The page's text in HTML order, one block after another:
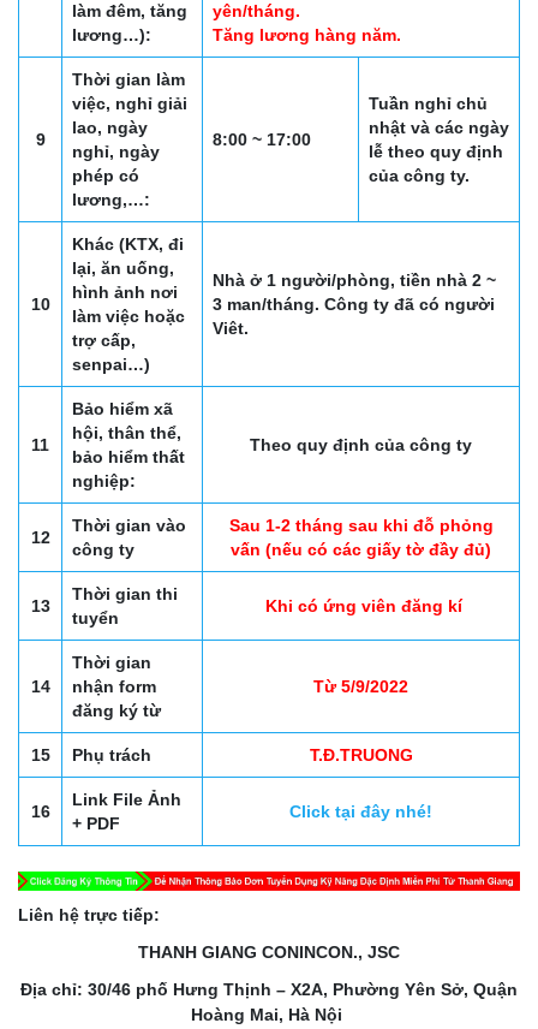
làm đêm, tăng
lương…):
yên/tháng.
Tăng lương hàng năm.
9
Thời gian làm
việc, nghỉ giải
lao, ngày
nghỉ, ngày
phép có
lương,…:
8:00 ~ 17:00
Tuần nghỉ chủ
nhật và các ngày
lễ theo quy định
của công ty.
10
Khác (KTX, đi
lại, ăn uống,
hình ảnh nơi
làm việc hoặc
trợ cấp,
senpai…)
Nhà ở 1 người/phòng, tiền nhà 2 ~
3 man/tháng. Công ty đã có người
Viêt.
11
Bảo hiểm xã
hội, thân thể,
bảo hiểm thất
nghiệp:
Theo quy định của công ty
12
Thời gian vào
công ty
Sau 1-2 tháng sau khi đỗ phỏng
vấn (nếu có các giấy tờ đầy đủ)
13
Thời gian thi
tuyển
Khi có ứng viên đăng kí
14
Thời gian
nhận form
đăng ký từ
Từ 5/9/2022
15 Phụ trách T.Đ.TRUONG
16
Link File Ảnh
+ PDF
Click tại đây nhé!
Liên hệ trực tiếp:
THANH GIANG CONINCON., JSC
Địa chỉ: 30/46 phố Hưng Thịnh – X2A, Phường Yên Sở, Quận
Hoàng Mai, Hà Nội